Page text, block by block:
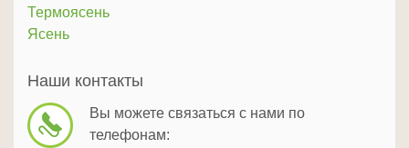
Термоясень
Ясень
Наши контакты
Вы можете связаться с нами по
телефонам: